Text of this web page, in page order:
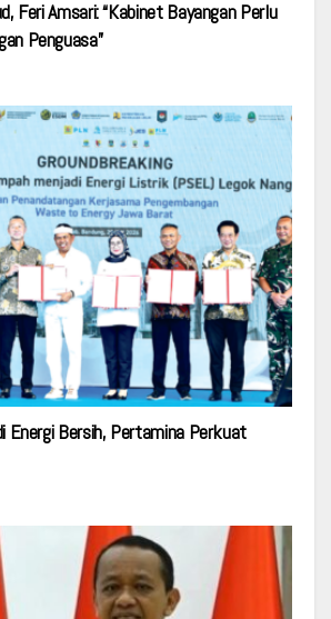
Feri Amsari: “Kabinet Bayangan Perlu
Penguasa”
Energi Bersih, Pertamina Perkuat